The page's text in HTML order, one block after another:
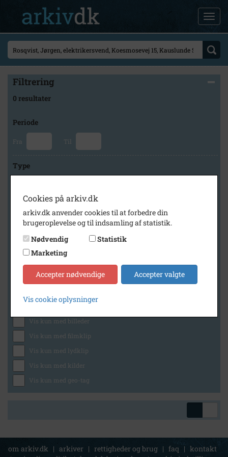
Filtrering
0 resultater
Periode
Fra Til
Type
Arkiv
Kauslunde-Gamborg lokalhistoriske Arkiv
Generelt
Vis kun med billeder
Vis kun med filmklip
Vis kun med lydklip
Vis kun med kilder
Vis kun med geo-tag
om arkiv.dk | arkiver | rettigheder og brug | faq | kontakt
Cookies på arkiv.dk
arkiv.dk anvender cookies til at forbedre din
brugeroplevelse og til indsamling af statistik.
Nødvendig
Statistik
Marketing
Accepter nødvendige Accepter valgte
Vis cookie oplysninger